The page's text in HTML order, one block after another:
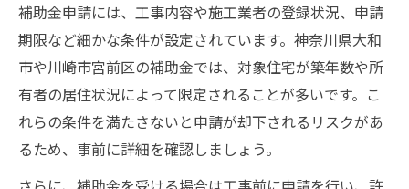
補助金申請には、工事内容や施工業者の登録状況、申請
期限など細かな条件が設定されています。神奈川県大和
市や川崎市宮前区の補助金では、対象住宅が築年数や所
有者の居住状況によって限定されることが多いです。こ
れらの条件を満たさないと申請が却下されるリスクがあ
るため、事前に詳細を確認しましょう。